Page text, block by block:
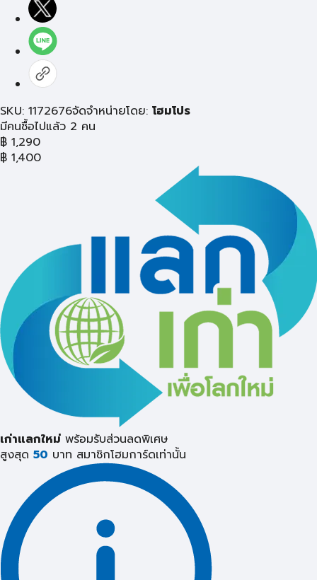
SKU: 1172676จัดจำหน่ายโดย: โฮมโปร
มีคนซื้อไปแล้ว 2 คน
฿ 1,290
฿ 1,400
เก่าแลกใหม่ พร้อมรับส่วนลดพิเศษ
สูงสุด 50 บาท สมาชิกโฮมการ์ดเท่านั้น